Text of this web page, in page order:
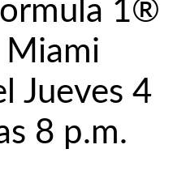
Jueves 4
8 p.m.